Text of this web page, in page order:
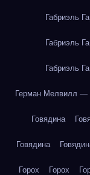
Габриэль
Габриэль
Габриэль
Герман Мелвилл —
Говядина
Говядина
Горох Горох